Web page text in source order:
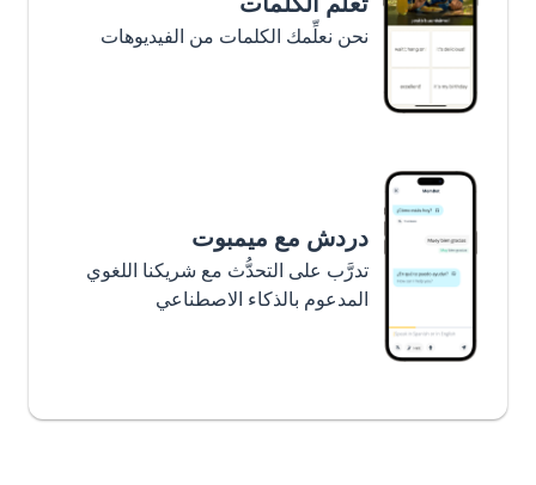
نحن نعلِّمك الكلمات من الفيديوهات
دردش مع ميمبوت
تدرَّب على التحدُّث مع شريكنا اللغوي
المدعوم بالذكاء الاصطناعي